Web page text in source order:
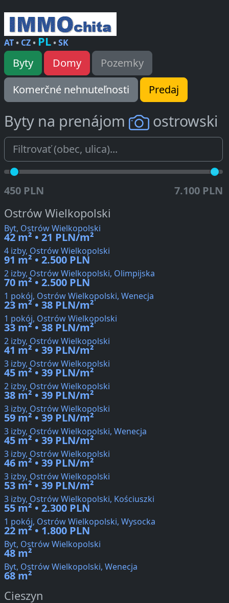
AT• CZ• PL•SK
Byty Domy
Pozemky
Komerčné nehnuteľnosti
Predaj
Byty na prenájom ostrowski
450 PLN 7.100 PLN
Ostrów Wielkopolski
Byt, Ostrów Wielkopolski
42 m² • 21 PLN/m²
4 izby, Ostrów Wielkopolski
91 m² • 2.500 PLN
2 izby, Ostrów Wielkopolski, Olimpijska
70 m² • 2.500 PLN
1 pokój, Ostrów Wielkopolski, Wenecja
23 m² • 38 PLN/m²
1 pokój, Ostrów Wielkopolski
33 m² • 38 PLN/m²
2 izby, Ostrów Wielkopolski
41 m² • 39 PLN/m²
3 izby, Ostrów Wielkopolski
45 m² • 39 PLN/m²
2 izby, Ostrów Wielkopolski
38 m² • 39 PLN/m²
3 izby, Ostrów Wielkopolski
59 m² • 39 PLN/m²
3 izby, Ostrów Wielkopolski, Wenecja
45 m² • 39 PLN/m²
3 izby, Ostrów Wielkopolski
46 m² • 39 PLN/m²
3 izby, Ostrów Wielkopolski
53 m² • 39 PLN/m²
3 izby, Ostrów Wielkopolski, Kościuszki
55 m² • 2.300 PLN
1 pokój, Ostrów Wielkopolski, Wysocka
22 m² • 1.800 PLN
Byt, Ostrów Wielkopolski
48 m²
Byt, Ostrów Wielkopolski, Wenecja
68 m²
Cieszyn